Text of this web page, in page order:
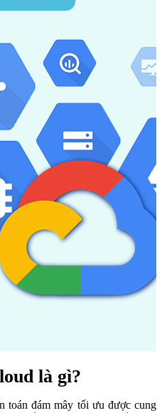
là gì?
toán đám mây tối ưu được cung